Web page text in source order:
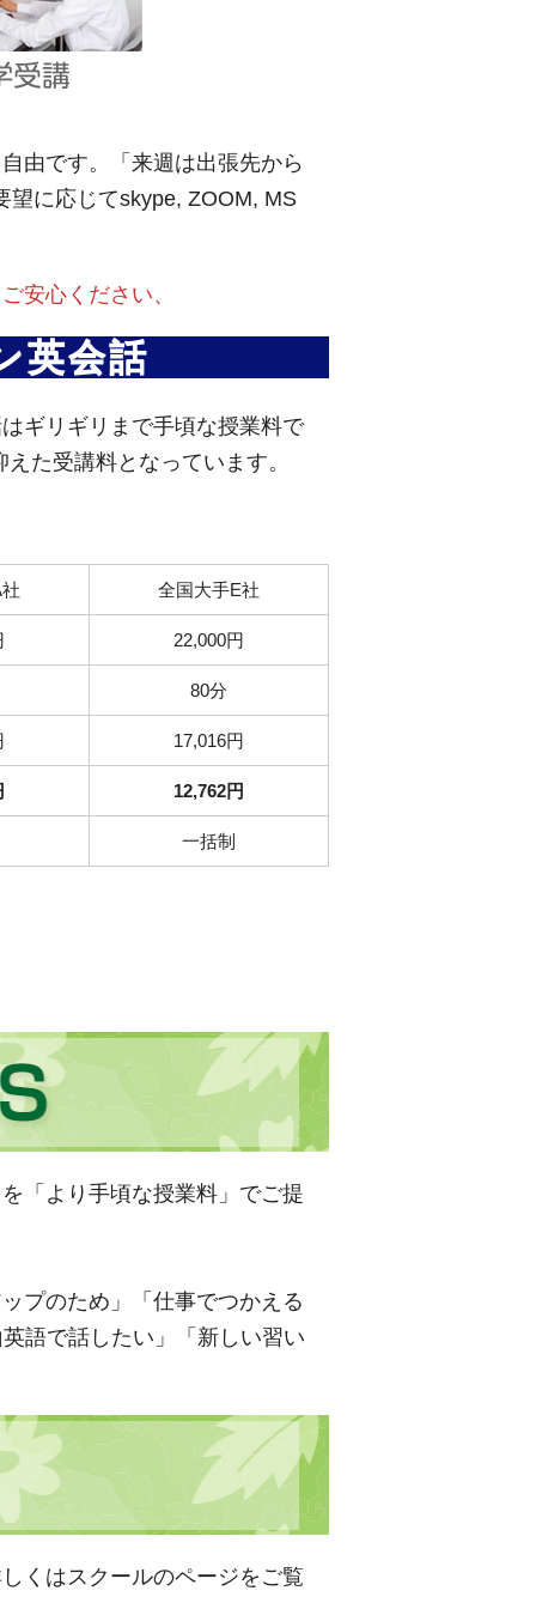
由です。「来週は出張先から
望に応じてskype, ZOOM, MS
安心ください、
英会話
ギリギリまで手頃な授業料で
た受講料となっています。
全国大手E社
22,000円
80分
17,016円
12,762円
一括制
「より手頃な授業料」でご提
プのため」「仕事でつかえる
語で話したい」「新しい習い
くはスクールのページをご覧